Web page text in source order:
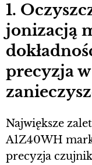
1.
jonizacją
precyzja
Największe
A1Z40WH
precyzja